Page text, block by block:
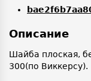
Описание
Шайба плоская,
300(по Виккерсу).